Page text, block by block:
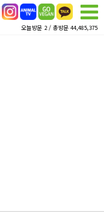
오늘방문 2 / 총방문 44,485,375